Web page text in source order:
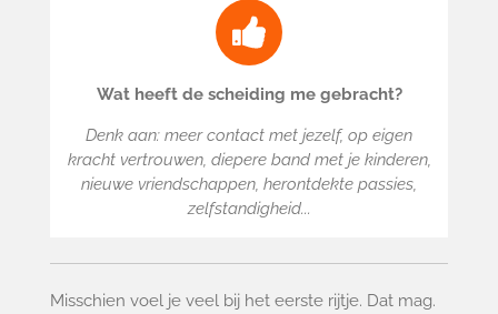
Wat heeft de scheiding me gebracht?
Denk aan: meer contact met jezelf, op eigen
kracht vertrouwen, diepere band met je kinderen,
nieuwe vriendschappen, herontdekte passies,
zelfstandigheid...
Misschien voel je veel bij het eerste rijtje. Dat mag.